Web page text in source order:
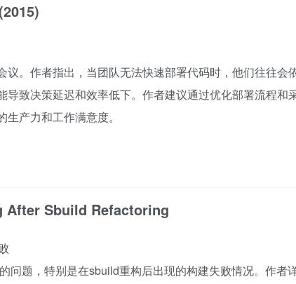
议。作者指出，当团队无法快速部署代码时，他们往往会
致决策延迟和效率低下。作者建议通过优化部署流程和
产力和工作满意度。
After Sbuild Refactoring
问题，特别是在sbuild重构后出现的构建失败情况。作者